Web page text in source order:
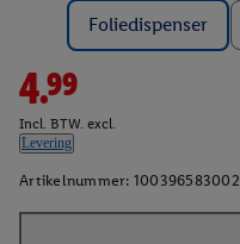
Foliedispenser
4.99
Incl. BTW. excl.
Levering
Artikelnummer: 100396583002